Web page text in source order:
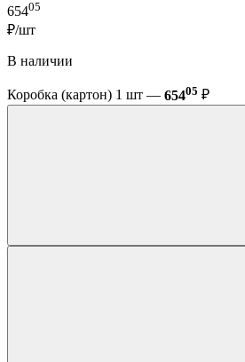
65405
₽/шт
В наличии
Коробка (картон) 1 шт — 65405 ₽